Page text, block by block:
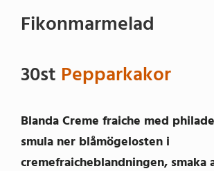
Fikonmarmelad
30st Pepparkakor
Blanda Creme fraiche med
smula ner blåmögelosten i
cremefraicheblandningen, smaka